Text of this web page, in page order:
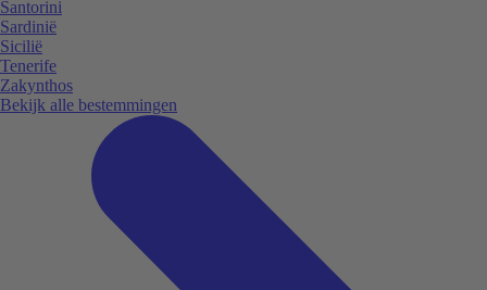
Santorini
Sardinië
Sicilië
Tenerife
Zakynthos
Bekijk alle bestemmingen